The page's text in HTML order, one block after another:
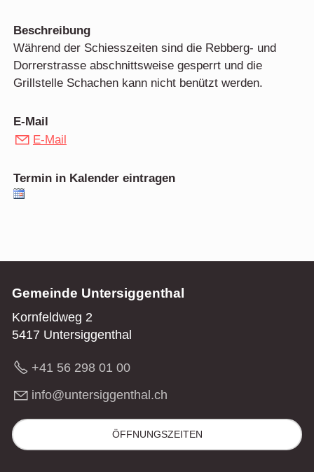
Beschreibung
Während der Schiesszeiten sind die Rebberg- und
Dorrerstrasse abschnittsweise gesperrt und die
Grillstelle Schachen kann nicht benützt werden.
E-Mail
E-Mail
Termin in Kalender eintragen
Gemeinde Untersiggenthal
Kornfeldweg 2
5417 Untersiggenthal
+41 56 298 01 00
nf
nt rs gg nth l ch
ÖFFNUNGSZEITEN